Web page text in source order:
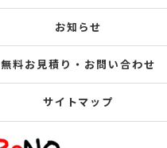
お知らせ
無料お見積り・お問い合わせ
サイトマップ